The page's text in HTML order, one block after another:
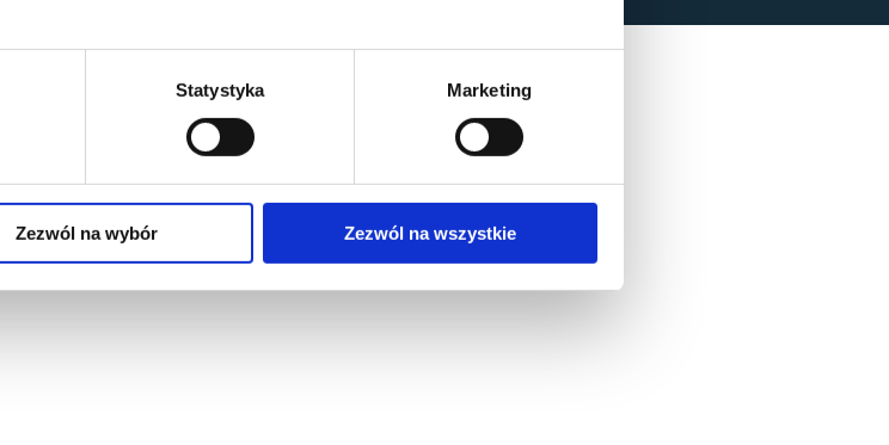
Statystyka Marketing
Zezwól na wybór Zezwól na wszystkie